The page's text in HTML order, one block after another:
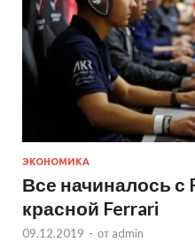
ЭКОНОМИКА
Все начиналось с
красной Ferrari
09.12.2019 - от admin